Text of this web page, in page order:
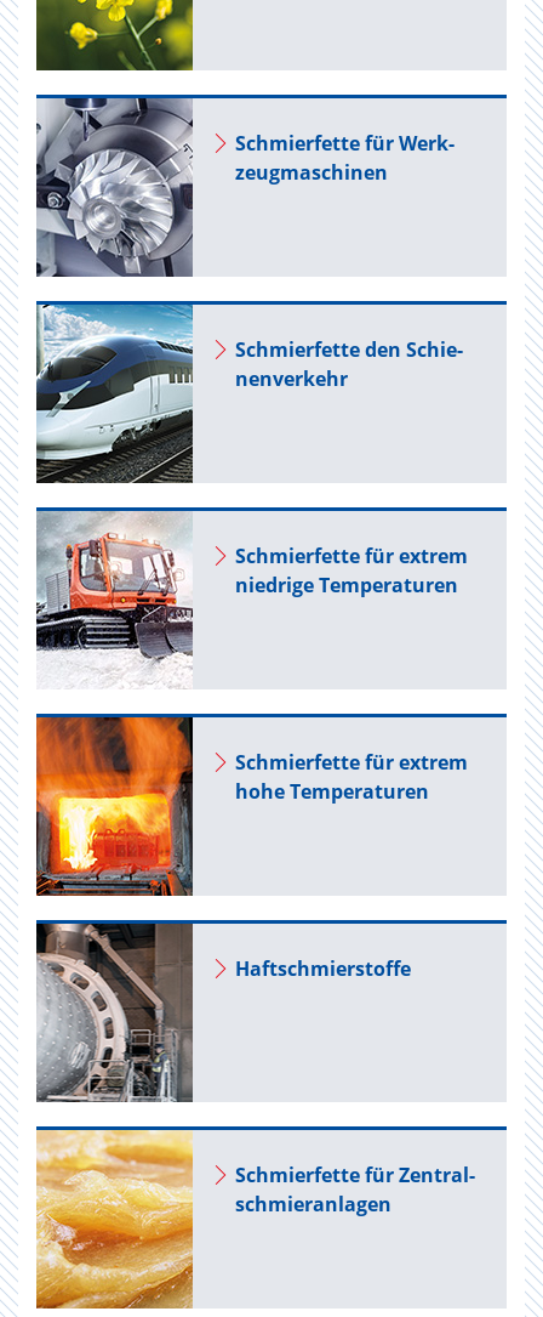
Schmier­fet­te für Werk­
zeug­ma­schi­nen
Schmier­fet­te den Schie­
nen­ver­kehr
Schmier­fet­te für ex­trem
nied­ri­ge Tem­pe­ra­tu­ren
Schmier­fet­te für ex­trem
hohe Tem­pe­ra­tu­ren
Haft­schmier­stof­fe
Schmier­fet­te für Zen­tral­
schmier­an­la­gen